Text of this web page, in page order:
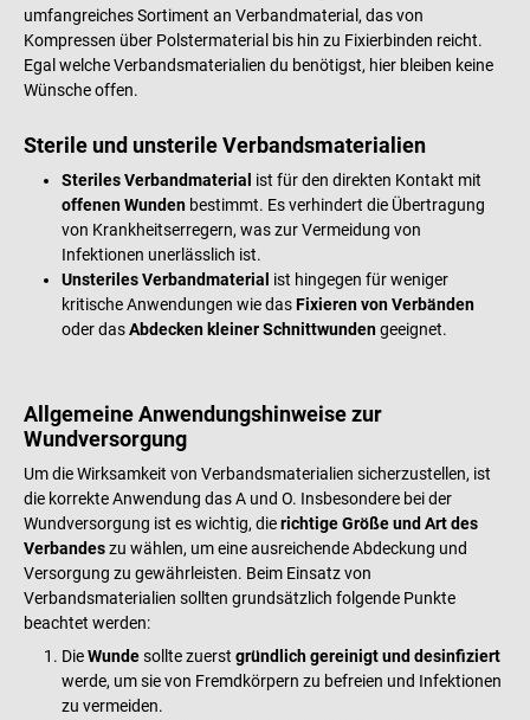
gewählten Größe
Wundinspektion, ohne den
Verband entfernen zu müssen.
Sie ist auch in Kombination mit
einer Unterdruck-Wundtherapie
Silikonbeschichtete
atraumatischen
Wundversorgung Verklebt nicht
mit feuchtem Wundbett
Unterstützt feuchtes Wundmilieu
und Exsudatmanagement
Transparente Wundauflage zur
einfachen Wundinspektion
Dekubitus, Ulcus cruris und
Verbrennungen Auch für
Anpassungsfähigkeit Tragedauer
bis zu 14 Tage möglich
Lieferumfang 1 Packung BSN
Cuticell Contact
Silikonwundauflage à 5 Stück in
Gel verbleibt bis zum nächsten
Verbandwechsel auf der Wunde
Sterile Einmalanwendung
Kaliumchlorid, Calciumchlorid,
Glycerin, Hydroxyethylcellulose,
Polyhexanid 0,04 %. Haltbarkeit:
Nach Anbruch 1 Monat In
erhältlich: 10 g in einer Spritze mit
Gummikappe, einzeln im Blister
Tube mit 15, 40 oder 100 g
g
umfangreiches Sortiment an Verbandmaterial, das von
Kompressen über Polstermaterial bis hin zu Fixierbinden reicht.
Egal welche Verbandsmaterialien du benötigst, hier bleiben keine
Wünsche offen.
Sterile und unsterile Verbandsmaterialien
Steriles Verbandmaterial ist für den direkten Kontakt mit
offenen Wunden bestimmt. Es verhindert die Übertragung
von Krankheitserregern, was zur Vermeidung von
Infektionen unerlässlich ist.
Unsteriles Verbandmaterial ist hingegen für weniger
kritische Anwendungen wie dasFixieren von Verbänden
oder dasAbdecken kleiner Schnittwundengeeignet.
Allgemeine Anwendungshinweise zur
Wundversorgung
Um die Wirksamkeit von Verbandsmaterialien sicherzustellen, ist
die korrekte Anwendung das A und O. Insbesondere bei der
Wundversorgung ist es wichtig, dierichtige Größe und Art des
Verbandeszu wählen, um eine ausreichende Abdeckung und
Versorgung zu gewährleisten. Beim Einsatz von
Verbandsmaterialien sollten grundsätzlich folgende Punkte
beachtet werden:
DieWundesollte zuerst gründlich gereinigt und desinfiziert
werde, um sie von Fremdkörpern zu befreien und Infektionen
zu vermeiden.